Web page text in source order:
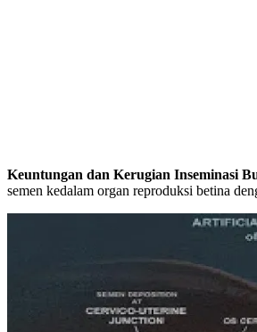
Keuntungan dan Kerugian Inseminasi
semen kedalam organ reproduksi betina